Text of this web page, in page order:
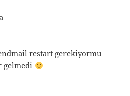
restart gerekiyormu
gelmedi